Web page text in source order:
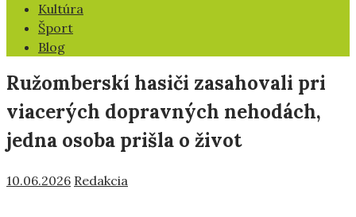
Kultúra
Šport
Blog
Ružomberskí hasiči zasahovali pri
viacerých dopravných nehodách,
jedna osoba prišla o život
10.06.2026 Redakcia